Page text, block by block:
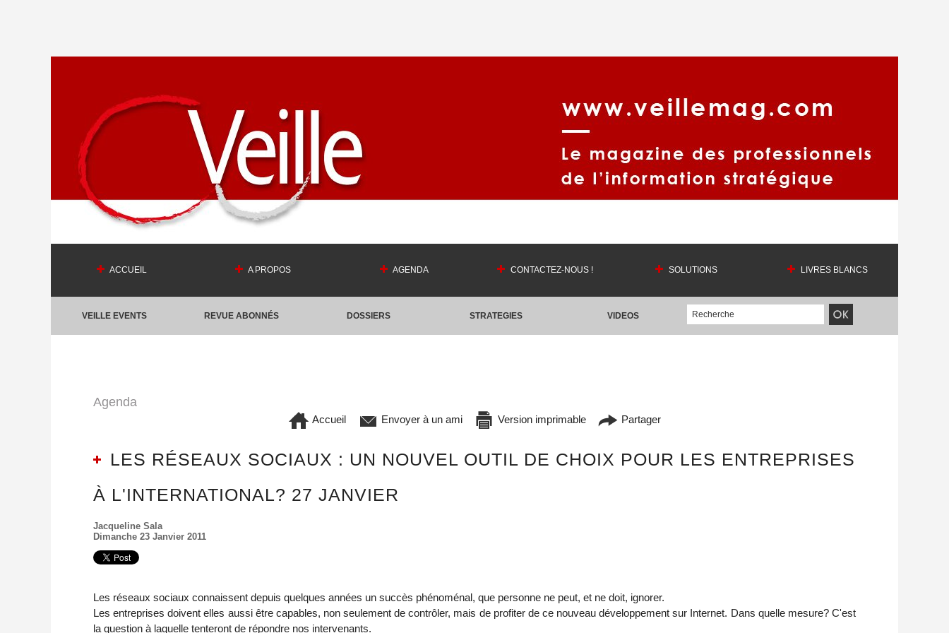
ACCUEIL A PROPOS AGENDA CONTACTEZ-NOUS ! SOLUTIONS LIVRES BLANCS
VEILLE EVENTS REVUE ABONNÉS DOSSIERS STRATEGIES VIDEOS
Agenda
Accueil Envoyer à un ami Version imprimable Partager
LES RÉSEAUX SOCIAUX : UN NOUVEL OUTIL DE CHOIX POUR LES ENTREPRISES
À L'INTERNATIONAL? 27 JANVIER
Jacqueline Sala
Dimanche 23 Janvier 2011
Les réseaux sociaux connaissent depuis quelques années un succès phénoménal, que personne ne peut, et ne doit, ignorer.
Les entreprises doivent elles aussi être capables, non seulement de contrôler, mais de profiter de ce nouveau développement sur Internet. Dans quelle mesure? C'est
la question à laquelle tenteront de répondre nos intervenants.